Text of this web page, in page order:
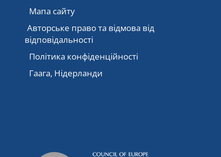
Мапа сайту
Авторське право та відмова від
відповідальності
Політика конфіденційності
Гаага, Нідерланди